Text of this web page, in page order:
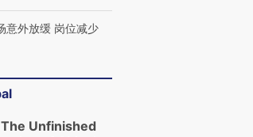
意外放缓 岗位减少
Unfinished